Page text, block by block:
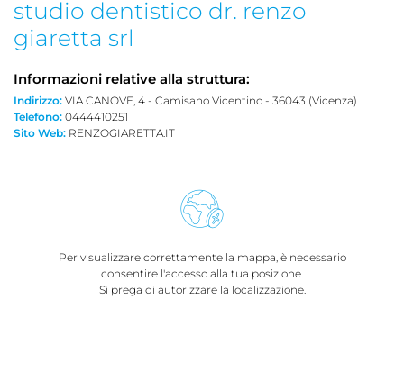
studio dentistico dr. renzo
giaretta srl
Informazioni relative alla struttura:
Indirizzo: VIA CANOVE, 4 - Camisano Vicentino - 36043 (Vicenza)
Telefono: 0444410251
Sito Web: RENZOGIARETTA.IT
Per visualizzare correttamente la mappa, è necessario
consentire l'accesso alla tua posizione.
Si prega di autorizzare la localizzazione.